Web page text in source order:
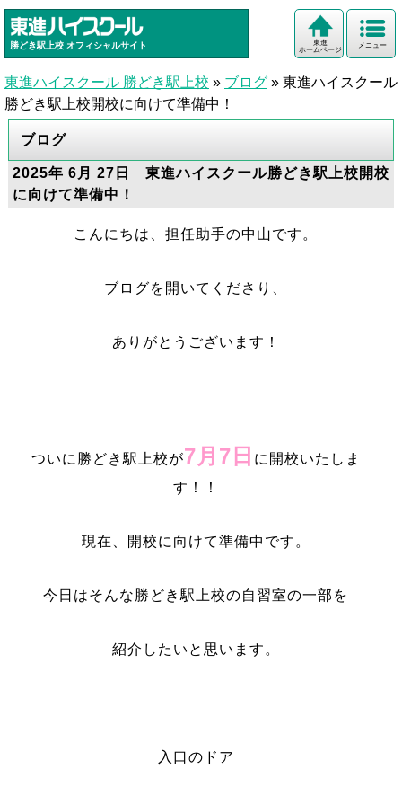
勝どき駅上校 オフィシャルサイト メニュー
東進
ホームページ
東進ハイスクール 勝どき駅上校 » ブログ » 東進ハイスクール
勝どき駅上校開校に向けて準備中！
ブログ
2025年 6月 27日 東進ハイスクール勝どき駅上校開校
に向けて準備中！
こんにちは、担任助手の中山です。
ブログを開いてくださり、
ありがとうございます！
ついに勝どき駅上校が7月7日 に開校いたしま
す！！
現在、開校に向けて準備中です。
今日はそんな勝どき駅上校の自習室の一部を
紹介したいと思います。
入口のドア